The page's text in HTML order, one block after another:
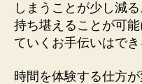
しまうことが少し減
持ち堪えることが可
ていくお手伝いはでき
時間を体験する仕方